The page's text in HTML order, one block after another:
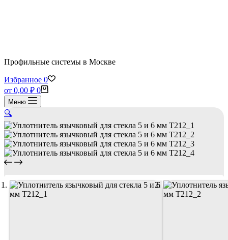
Профильные системы в Москве
Избранное 0
Корзина
от 0,00 ₽ 0
Меню
🔍